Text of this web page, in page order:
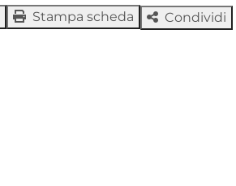
Stampa scheda Condividi